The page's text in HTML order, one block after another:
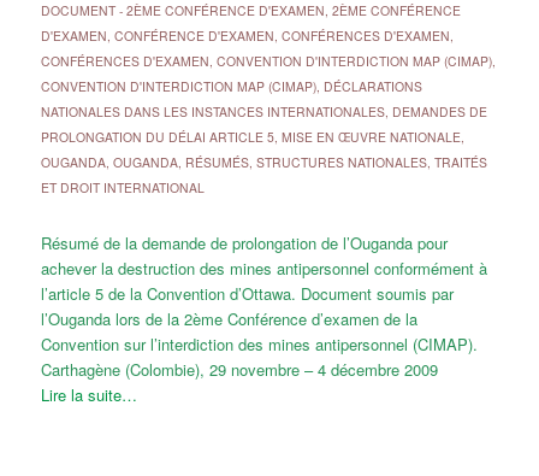
DOCUMENT- 2ÈME CONFÉRENCE D'EXAMEN, 2ÈME CONFÉRENCE
D'EXAMEN, CONFÉRENCE D'EXAMEN, CONFÉRENCES D'EXAMEN,
CONFÉRENCES D'EXAMEN, CONVENTION D'INTERDICTION MAP (CIMAP),
CONVENTION D'INTERDICTION MAP (CIMAP), DÉCLARATIONS
NATIONALES DANS LES INSTANCES INTERNATIONALES, DEMANDES DE
PROLONGATION DU DÉLAI ARTICLE 5, MISE EN ŒUVRE NATIONALE,
OUGANDA, OUGANDA, RÉSUMÉS, STRUCTURES NATIONALES, TRAITÉS
ET DROIT INTERNATIONAL
Résumé de la demande de prolongation de l’Ouganda pour
achever la destruction des mines antipersonnel conformément à
l’article 5 de la Convention d’Ottawa. Document soumis par
l’Ouganda lors de la 2ème Conférence d’examen de la
Convention sur l’interdiction des mines antipersonnel (CIMAP).
Carthagène (Colombie), 29 novembre – 4 décembre 2009
Lire la suite…